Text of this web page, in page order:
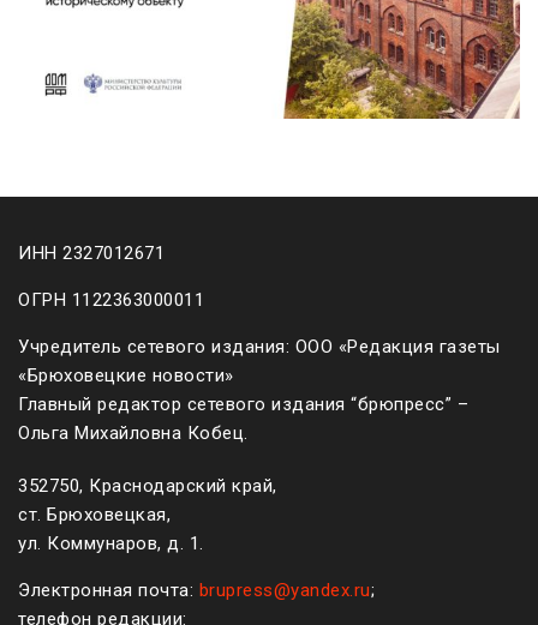
ИНН 2327012671
ОГРН 1122363000011
Учредитель сетевого издания: ООО «Редакция газеты
«Брюховецкие новости»
Главный редактор сетевого издания “брюпресс” –
Ольга Михайловна Кобец.
352750, Краснодарский край,
ст. Брюховецкая,
ул. Коммунаров, д. 1.
Электронная почта: brupress@yandex.ru;
телефон редакции: